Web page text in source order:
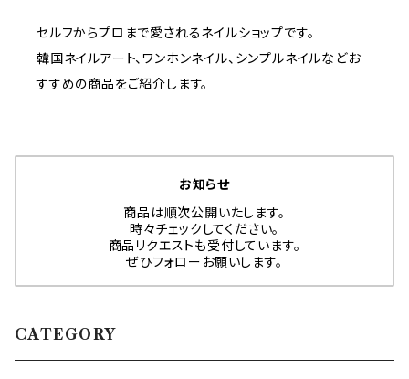
セルフからプロまで愛されるネイルショップです。
韓国ネイルアート、ワンホンネイル、シンプルネイルなどお
すすめの商品をご紹介します。
お知らせ
商品は順次公開いたします。
時々チェックしてください。
商品リクエストも受付しています。
ぜひフォローお願いします。
CATEGORY